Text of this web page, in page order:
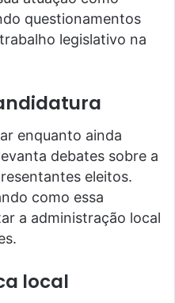
questionamentos
legislativo na
enquanto ainda
debates sobre a
eleitos.
como essa
a administração local
local